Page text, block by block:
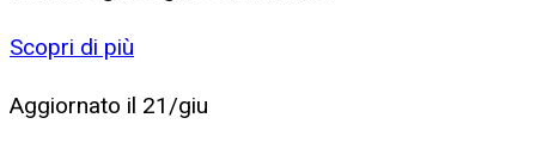
Scopri di più
Aggiornato il 21/giu